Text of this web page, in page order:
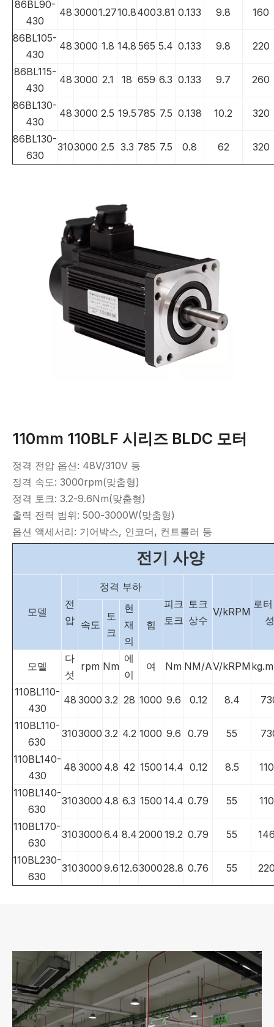
86BL90-
430
48 30001.2710.84003.81 0.133 9.8 160
86BL105-
430
48 3000 1.8 14.8 565 5.4 0.133 9.8 220
86BL115-
430
48 3000 2.1 18 659 6.3 0.133 9.7 260
86BL130-
430
48 3000 2.5 19.5 785 7.5 0.138 10.2 320
86BL130-
630
3103000 2.5 3.3 785 7.5 0.8 62 320
110mm 110BLF 시리즈 BLDC 모터
정격 전압 옵션: 48V/310V 등
정격 속도: 3000rpm(맞춤형)
정격 토크: 3.2-9.6Nm(맞춤형)
출력 전력 범위: 500-3000W(맞춤형)
옵션 액세서리: 기어박스, 인코더, 컨트롤러 등
전기 사양
모델
전
압
정격 부하
피크
토크
토크
상수
V/kRPM
로
성
속도
토
크
현
재
의
힘
모델
다
섯
rpm Nm
에
이
여 Nm NM/AV/kRPM
110BL110-
430
48 3000 3.2 28 1000 9.6 0.12 8.4
110BL110-
630
3103000 3.2 4.2 1000 9.6 0.79 55
110BL140-
430
48 3000 4.8 42 1500 14.4 0.12 8.5
110BL140-
630
3103000 4.8 6.3 1500 14.4 0.79 55
110BL170-
630
3103000 6.4 8.4 2000 19.2 0.79 55
110BL230-
630
3103000 9.612.6300028.8 0.76 55